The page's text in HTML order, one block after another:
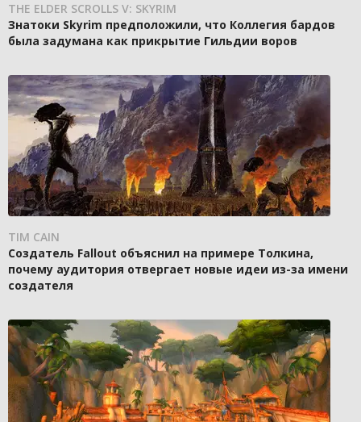
THE ELDER SCROLLS V: SKYRIM
Знатоки Skyrim предположили, что Коллегия бардов
была задумана как прикрытие Гильдии воров
TIM CAIN
Создатель Fallout объяснил на примере Толкина,
почему аудитория отвергает новые идеи из-за имени
создателя